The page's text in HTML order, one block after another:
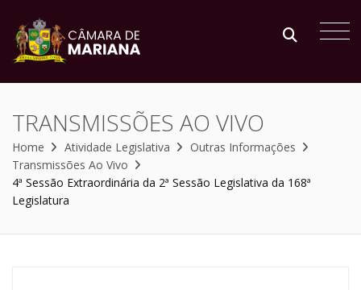
TRANSMISSÕES AO VIVO
Home Atividade Legislativa
Outras Informações
Transmissões Ao Vivo
4ª Sessão Extraordinária da 2ª Sessão Legislativa da 168ª
Legislatura